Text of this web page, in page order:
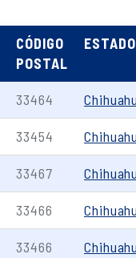
CÓDIGO
POSTAL
ESTADO
33464
33454
33467
33466
33466